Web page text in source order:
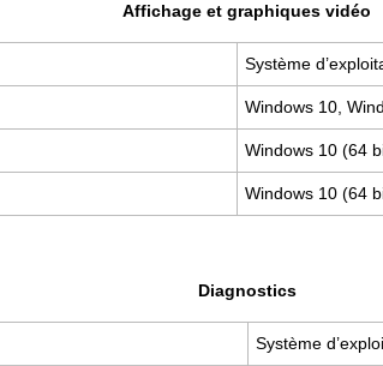
Affichage et graphiques vidéo
Système
Windows 10,
Windows 10 (64
Windows 10 (64
Diagnostics
Système